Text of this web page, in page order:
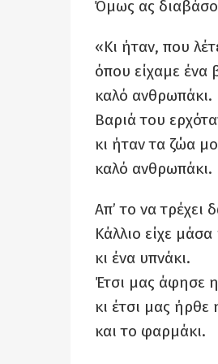
Όμως ας
«Κι ήταν, που
όπου είχαμε ένα
καλό ανθρωπάκι.
Βαριά του
κι ήταν τα ζώα
καλό ανθρωπάκι.
Απ’ το να τρέχει
Κάλλιο είχε μάσα
κι ένα υπνάκι.
Έτσι μας άφησε
κι έτσι μας
και το φαρμάκι.